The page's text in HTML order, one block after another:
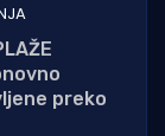
preko